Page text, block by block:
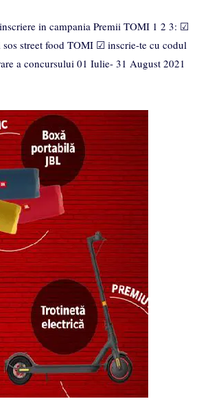
in campania Premii TOMI 1 2 3: ☑
street food TOMI ☑ inscrie-te cu codul
a concursului 01 Iulie- 31 August 2021